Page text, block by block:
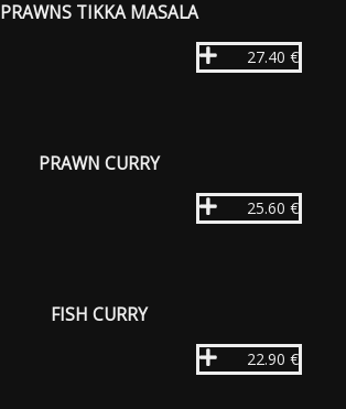
PRAWNS TIKKA MASALA
27.40 €
PRAWN CURRY
25.60 €
FISH CURRY
22.90 €